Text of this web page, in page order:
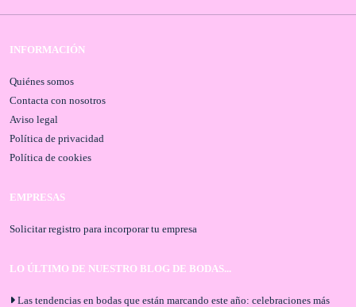
INFORMACIÓN
Quiénes somos
Contacta con nosotros
Aviso legal
Política de privacidad
Política de cookies
EMPRESAS
Solicitar registro para incorporar tu empresa
LO ÚLTIMO DE NUESTRO BLOG DE BODAS...
Las tendencias en bodas que están marcando este año: celebraciones más